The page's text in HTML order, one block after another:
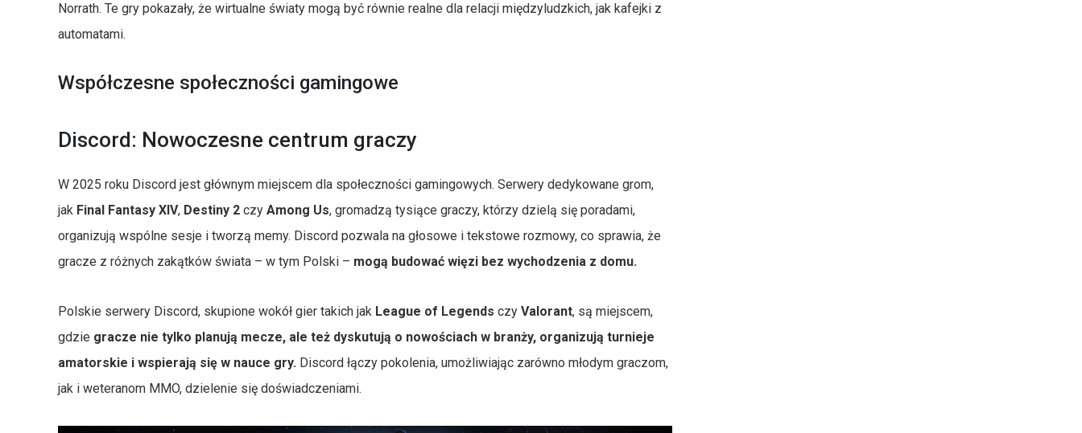
Norrath. Te gry pokazały, że wirtualne światy mogą być równie realne dla relacji międzyludzkich, jak kafejki z
automatami.
Współczesne społeczności gamingowe
Discord: Nowoczesne centrum graczy
W 2025 roku Discord jest głównym miejscem dla społeczności gamingowych. Serwery dedykowane grom,
jak Final Fantasy XIV, Destiny 2 czy Among Us, gromadzą tysiące graczy, którzy dzielą się poradami,
organizują wspólne sesje i tworzą memy. Discord pozwala na głosowe i tekstowe rozmowy, co sprawia, że
gracze z różnych zakątków świata – w tym Polski – mogą budować więzi bez wychodzenia z domu.
Polskie serwery Discord, skupione wokół gier takich jak League of Legends czy Valorant, są miejscem,
gdzie gracze nie tylko planują mecze, ale też dyskutują o nowościach w branży, organizują turnieje
amatorskie i wspierają się w nauce gry. Discord łączy pokolenia, umożliwiając zarówno młodym graczom,
jak i weteranom MMO, dzielenie się doświadczeniami.